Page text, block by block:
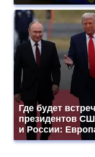
Где будет
президентов
и России: